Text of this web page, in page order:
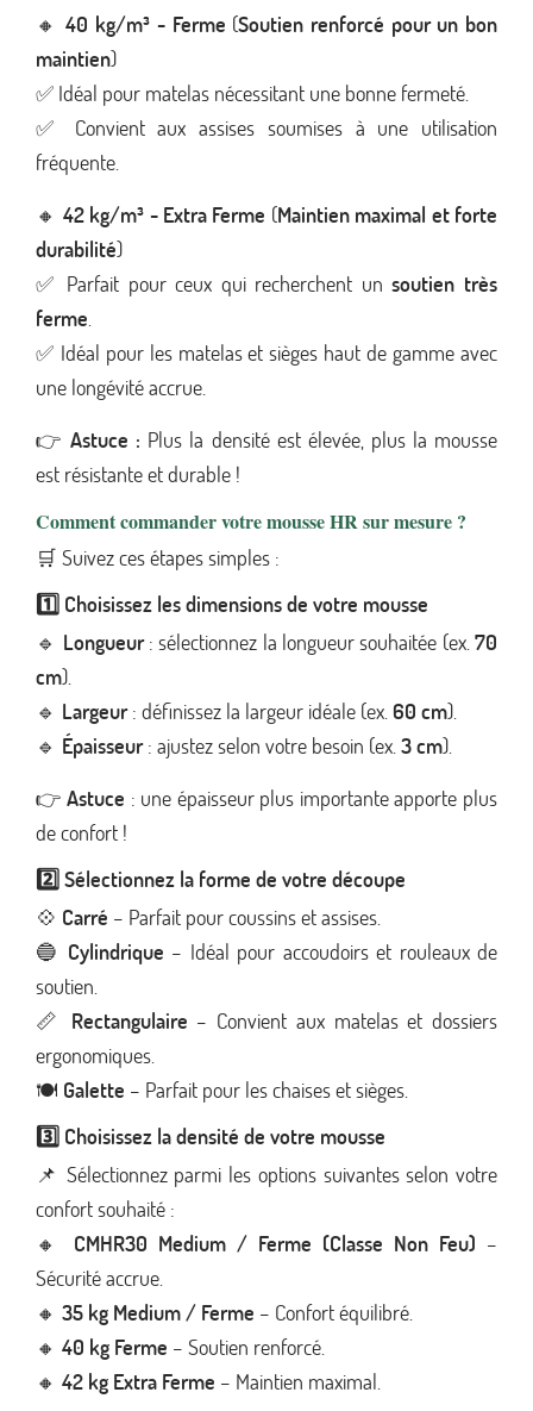
🔸40 kg/m³ - Ferme (Soutien renforcé pour un bon
maintien)
✅ Idéal pour matelas nécessitant une bonne fermeté.
✅ Convient aux assises soumises à une utilisation
fréquente.
🔸 42 kg/m³ - Extra Ferme (Maintien maximal et forte
durabilité)
✅ Parfait pour ceux qui recherchent unsoutien très
ferme.
✅ Idéal pour les matelas et sièges haut de gamme avec
une longévité accrue.
👉Astuce : Plus la densité est élevée, plus la mousse
est résistante et durable !
Comment commander votre mousse HR sur mesure ?
🛒 Suivez ces étapes simples :
1️⃣ Choisissez les dimensions de votre mousse
🔹 Longueur: sélectionnez la longueur souhaitée (ex.70
cm).
🔹 Largeur: définissez la largeur idéale (ex.60 cm).
🔹 Épaisseur: ajustez selon votre besoin (ex.3 cm).
👉Astuce : une épaisseur plus importante apporte plus
de confort !
2️⃣ Sélectionnez la forme de votre découpe
💠 Carré – Parfait pour coussins et assises.
🔵 Cylindrique – Idéal pour accoudoirs et rouleaux de
soutien.
📏 Rectangulaire – Convient aux matelas et dossiers
ergonomiques.
🍽 Galette – Parfait pour les chaises et sièges.
3️⃣ Choisissez la densité de votre mousse
📌 Sélectionnez parmi les options suivantes selon votre
confort souhaité :
🔸 CMHR30 Medium / Ferme (Classe Non Feu) –
Sécurité accrue.
🔸 35 kg Medium / Ferme – Confort équilibré.
🔸 40 kg Ferme – Soutien renforcé.
🔸 42 kg Extra Ferme – Maintien maximal.